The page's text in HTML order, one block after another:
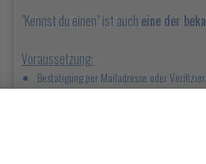
"Kennst du einen" ist auch eine der
Voraussetzung:
Bestätigung per Mailadresse oder
nach der Abgabe